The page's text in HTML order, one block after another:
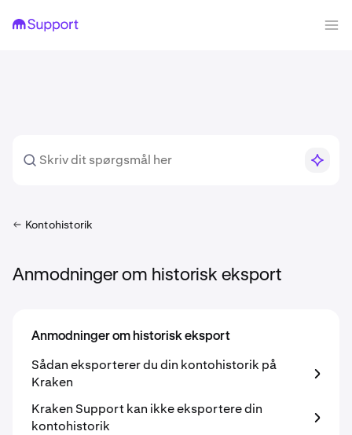
Kontohistorik
Anmodninger om historisk eksport
Anmodninger om historisk eksport
Sådan eksporterer du din kontohistorik på
Kraken
Kraken Support kan ikke eksportere din
kontohistorik